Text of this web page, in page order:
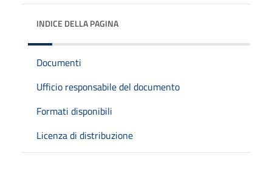
INDICE DELLA PAGINA
Documenti
Ufficio responsabile del documento
Formati disponibili
Licenza di distribuzione